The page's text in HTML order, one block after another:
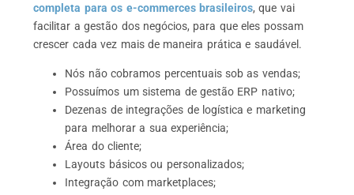
completa para os e-commerces brasileiros, que vai
facilitar a gestão dos negócios, para que eles possam
crescer cada vez mais de maneira prática e saudável.
Nós não cobramos percentuais sob as vendas;
Possuímos um sistema de gestão ERP nativo;
Dezenas de integrações de logística e marketing
para melhorar a sua experiência;
Área do cliente;
Layouts básicos ou personalizados;
Integração com marketplaces;